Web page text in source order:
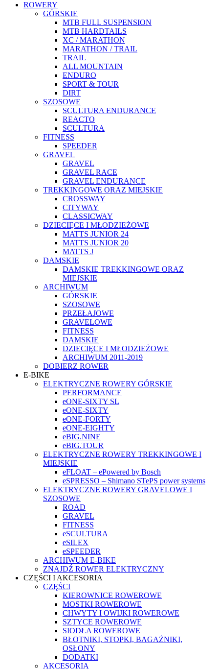
ROWERY
GÓRSKIE
MTB FULL SUSPENSION
MTB HARDTAILS
XC / MARATHON
MARATHON / TRAIL
TRAIL
ALL MOUNTAIN
ENDURO
SPORT & TOUR
DIRT
SZOSOWE
SCULTURA ENDURANCE
REACTO
SCULTURA
FITNESS
SPEEDER
GRAVEL
GRAVEL
GRAVEL RACE
GRAVEL ENDURANCE
TREKKINGOWE ORAZ MIEJSKIE
CROSSWAY
CITYWAY
CLASSICWAY
DZIECIĘCE I MŁODZIEŻOWE
MATTS JUNIOR 24
MATTS JUNIOR 20
MATTS J
DAMSKIE
DAMSKIE TREKKINGOWE ORAZ
MIEJSKIE
ARCHIWUM
GÓRSKIE
SZOSOWE
PRZEŁAJOWE
GRAVELOWE
FITNESS
DAMSKIE
DZIECIĘCE I MŁODZIEŻOWE
ARCHIWUM 2011-2019
DOBIERZ ROWER
E-BIKE
ELEKTRYCZNE ROWERY GÓRSKIE
PERFORMANCE
eONE-SIXTY SL
eONE-SIXTY
eONE-FORTY
eONE-EIGHTY
eBIG.NINE
eBIG.TOUR
ELEKTRYCZNE ROWERY TREKKINGOWE I
MIEJSKIE
eFLOAT – ePowered by Bosch
eSPRESSO – Shimano STePS power systems
ELEKTRYCZNE ROWERY GRAVELOWE I
SZOSOWE
ROAD
GRAVEL
FITNESS
eSCULTURA
eSILEX
eSPEEDER
ARCHIWUM E-BIKE
ZNAJDŹ ROWER ELEKTRYCZNY
CZĘŚCI I AKCESORIA
CZĘŚCI
KIEROWNICE ROWEROWE
MOSTKI ROWEROWE
CHWYTY I OWIJKI ROWEROWE
SZTYCE ROWEROWE
SIODŁA ROWEROWE
BŁOTNIKI, STOPKI, BAGAŻNIKI,
OSŁONY
DODATKI
AKCESORIA